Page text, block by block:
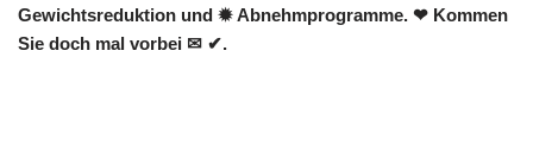
Gewichtsreduktion und ✹ Abnehmprogramme. ❤ Kommen
Sie doch mal vorbei ✉ ✔.